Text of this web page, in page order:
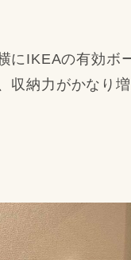
にIKEAの有効ボ
収納力がかなり